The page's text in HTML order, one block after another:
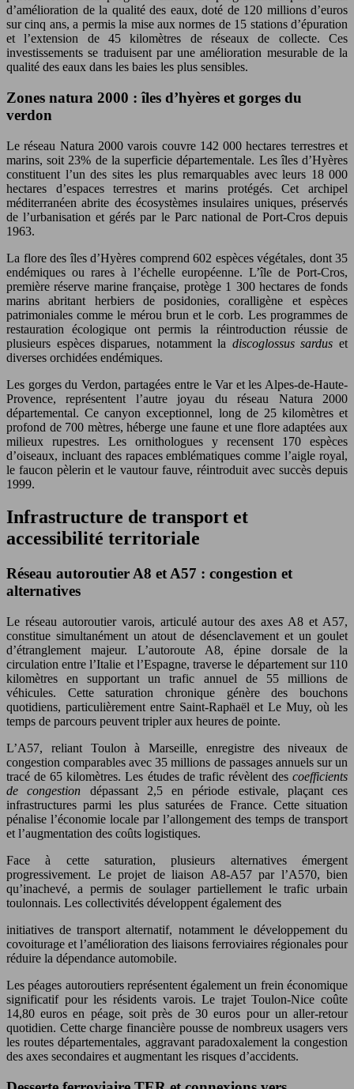
d’amélioration de la qualité des eaux, doté de 120 millions d’euros
sur cinq ans, a permis la mise aux normes de 15 stations d’épuration
et l’extension de 45 kilomètres de réseaux de collecte. Ces
investissements se traduisent par une amélioration mesurable de la
qualité des eaux dans les baies les plus sensibles.
Zones natura 2000 : îles d’hyères et gorges du
verdon
Le réseau Natura 2000 varois couvre 142 000 hectares terrestres et
marins, soit 23% de la superficie départementale. Les îles d’Hyères
constituent l’un des sites les plus remarquables avec leurs 18 000
hectares d’espaces terrestres et marins protégés. Cet archipel
méditerranéen abrite des écosystèmes insulaires uniques, préservés
de l’urbanisation et gérés par le Parc national de Port-Cros depuis
1963.
La flore des îles d’Hyères comprend 602 espèces végétales, dont 35
endémiques ou rares à l’échelle européenne. L’île de Port-Cros,
première réserve marine française, protège 1 300 hectares de fonds
marins abritant herbiers de posidonies, coralligène et espèces
patrimoniales comme le mérou brun et le corb. Les programmes de
restauration écologique ont permis la réintroduction réussie de
plusieurs espèces disparues, notamment la discoglossus sarduset
diverses orchidées endémiques.
Les gorges du Verdon, partagées entre le Var et les Alpes-de-Haute-
Provence, représentent l’autre joyau du réseau Natura 2000
départemental. Ce canyon exceptionnel, long de 25 kilomètres et
profond de 700 mètres, héberge une faune et une flore adaptées aux
milieux rupestres. Les ornithologues y recensent 170 espèces
d’oiseaux, incluant des rapaces emblématiques comme l’aigle royal,
le faucon pèlerin et le vautour fauve, réintroduit avec succès depuis
1999.
Infrastructure de transport et
accessibilité territoriale
Réseau autoroutier A8 et A57 : congestion et
alternatives
Le réseau autoroutier varois, articulé autour des axes A8 et A57,
constitue simultanément un atout de désenclavement et un goulet
d’étranglement majeur. L’autoroute A8, épine dorsale de la
circulation entre l’Italie et l’Espagne, traverse le département sur 110
kilomètres en supportant un trafic annuel de 55 millions de
véhicules. Cette saturation chronique génère des bouchons
quotidiens, particulièrement entre Saint-Raphaël et Le Muy, où les
temps de parcours peuvent tripler aux heures de pointe.
L’A57, reliant Toulon à Marseille, enregistre des niveaux de
congestion comparables avec 35 millions de passages annuels sur un
tracé de 65 kilomètres. Les études de trafic révèlent des coefficients
de congestion dépassant 2,5 en période estivale, plaçant ces
infrastructures parmi les plus saturées de France. Cette situation
pénalise l’économie locale par l’allongement des temps de transport
et l’augmentation des coûts logistiques.
Face à cette saturation, plusieurs alternatives émergent
progressivement. Le projet de liaison A8-A57 par l’A570, bien
qu’inachevé, a permis de soulager partiellement le trafic urbain
toulonnais. Les collectivités développent également des
initiatives de transport alternatif, notamment le développement du
covoiturage et l’amélioration des liaisons ferroviaires régionales pour
réduire la dépendance automobile.
Les péages autoroutiers représentent également un frein économique
significatif pour les résidents varois. Le trajet Toulon-Nice coûte
14,80 euros en péage, soit près de 30 euros pour un aller-retour
quotidien. Cette charge financière pousse de nombreux usagers vers
les routes départementales, aggravant paradoxalement la congestion
des axes secondaires et augmentant les risques d’accidents.